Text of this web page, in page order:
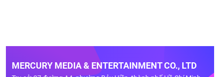
MERCURY MEDIA & ENTERTAINMENT CO., LTD